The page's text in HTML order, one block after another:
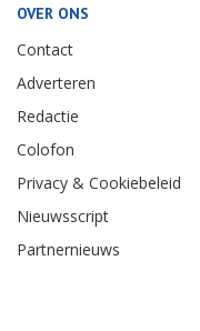
OVER ONS
Contact
Adverteren
Redactie
Colofon
Privacy & Cookiebeleid
Nieuwsscript
Partnernieuws